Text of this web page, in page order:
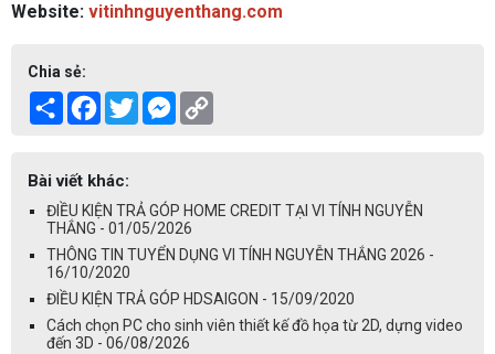
Website: vitinhnguyenthang.com
Chia sẻ:
Share Facebook
TwitterMessenger
Bài viết khác:
ĐIỀU KIỆN TRẢ GÓP HOME CREDIT TẠI VI TÍNH NGUYỄN
THẮNG - 01/05/2026
THÔNG TIN TUYỂN DỤNG VI TÍNH NGUYỄN THẮNG 2026 -
16/10/2020
ĐIỀU KIỆN TRẢ GÓP HDSAIGON - 15/09/2020
Cách chọn PC cho sinh viên thiết kế đồ họa từ 2D, dựng video
đến 3D - 06/08/2026